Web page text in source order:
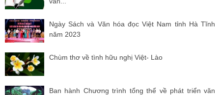
Ngày Sách và Văn hóa đọc Việt Nam tỉnh Hà Tĩnh
năm 2023
Chùm thơ về tình hữu nghị Việt- Lào
Ban hành Chương trình tổng thể về phát triển văn